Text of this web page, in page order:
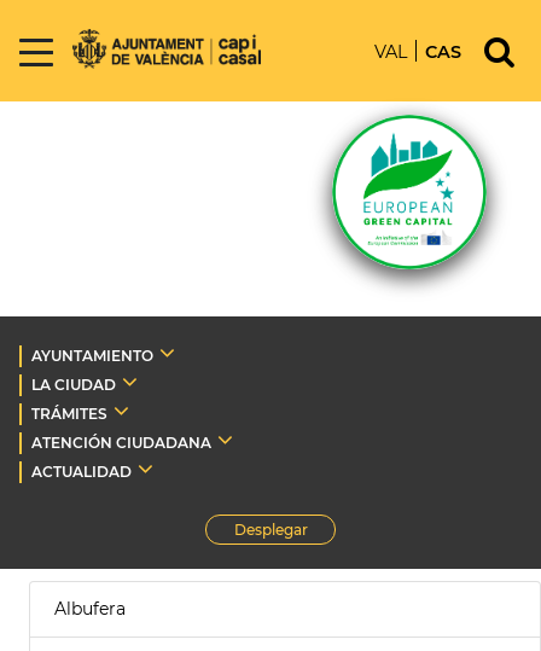
VAL CAS
AYUNTAMIENTO
LA CIUDAD
TRÁMITES
ATENCIÓN CIUDADANA
ACTUALIDAD
Desplegar
Albufera